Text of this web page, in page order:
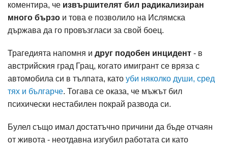
коментира, че извършителят бил радикализиран
много бързо и това е позволило на Ислямска
държава да го провъзгласи за свой боец.
Трагедията напомня и друг подобен инцидент - в
австрийския град Грац, когато имигрант се вряза с
автомобила си в тълпата, като уби няколко души, сред
тях и българче. Тогава се оказа, че мъжът бил
психически нестабилен покрай развода си.
Булел също имал достатъчно причини да бъде отчаян
от живота - неотдавна изгубил работата си като